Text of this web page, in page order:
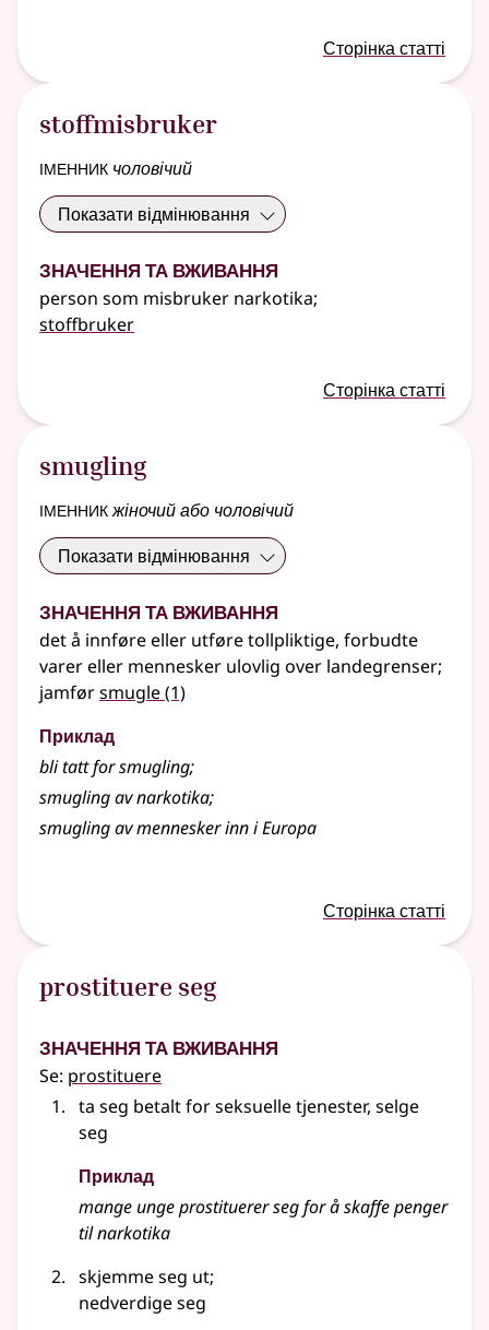
Сторінка статті
stoffmisbruker
іменник чоловічий
Показати відмінювання
Значення та вживання
person som misbruker narkotika;
stoffbruker
Сторінка статті
smugling
іменникжіночий або чоловічий
Показати відмінювання
Значення та вживання
det å innføre eller utføre tollpliktige, forbudte
varer eller mennesker ulovlig over landegrenser;
jamførsmugle(1)
Приклад
bli tatt forsmugling;
smugling av narkotika;
smugling av mennesker inn i Europa
Сторінка статті
prostituere seg
Значення та вживання
Se: prostituere
ta seg betalt for seksuelle tjenester, selge
seg
Приклад
mange ungeprostituererseg for å skaffe penger
til narkotika
skjemme seg ut;
nedverdige seg